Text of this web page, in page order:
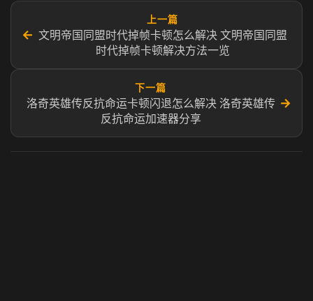
←
上一篇
文明帝国同盟时代掉帧卡顿怎么解决 文明帝国同盟
时代掉帧卡顿解决方法一览
下一篇
洛奇英雄传反抗命运卡顿闪退怎么解决 洛奇英雄传
反抗命运加速器分享
→